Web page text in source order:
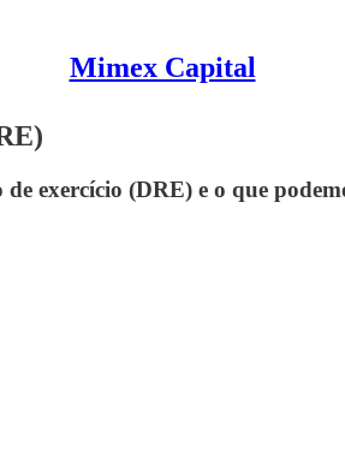
Mimex Capital
exercício (DRE) e o que